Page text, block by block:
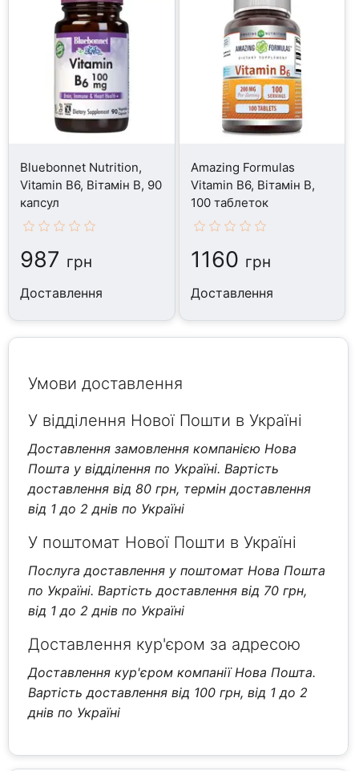
Bluebonnet Nutrition,
Vitamin B6, Вітамін B, 90
капсул
987 грн
Доставлення
Amazing Formulas
Vitamin B6, Вітамін B,
100 таблеток
1160 грн
Доставлення
Умови доставлення
У відділення Нової Пошти в Україні
Доставлення замовлення компанією Нова
Пошта у відділення по Україні. Вартість
доставлення від 80 грн, термін доставлення
від 1 до 2 днів по Україні
У поштомат Нової Пошти в Україні
Послуга доставлення у поштомат Нова Пошта
по Україні. Вартість доставлення від 70 грн,
від 1 до 2 днів по Україні
Доставлення кур'єром за адресою
Доставлення кур'єром компанії Нова Пошта.
Вартість доставлення від 100 грн, від 1 до 2
днів по Україні